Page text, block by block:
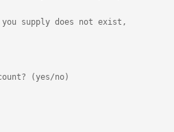
you supply does not exist,
(yes/no)